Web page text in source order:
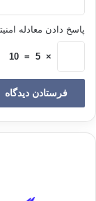
[۵]. همان، ص۱۵۵
[۶]. همان، ص۴۵
[۷]. همان، ۴۷
پاسخ دادن معادله
×
5
=
10